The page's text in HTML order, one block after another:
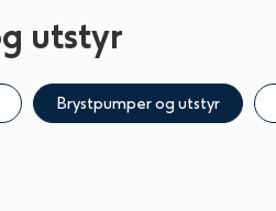
utstyr
Brystpumper og utstyr